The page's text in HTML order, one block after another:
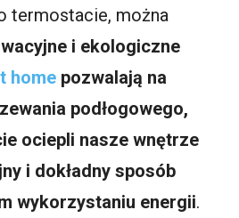
termostacie, można
i ekologiczne
home pozwalają na
podłogowego,
ociepli nasze wnętrze
i dokładny sposób
wykorzystaniu energii.